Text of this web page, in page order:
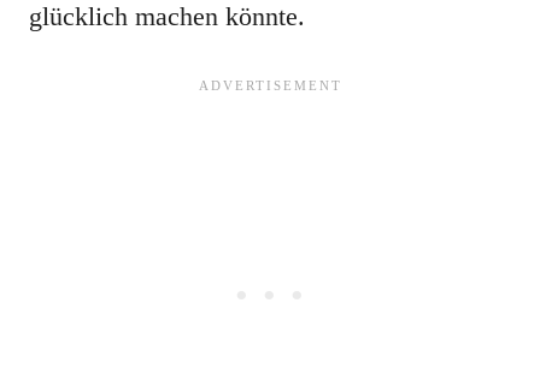
glücklich machen könnte.